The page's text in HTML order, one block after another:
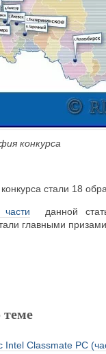
конкурса
стали 18
данной
главными
Intel Classmate PC